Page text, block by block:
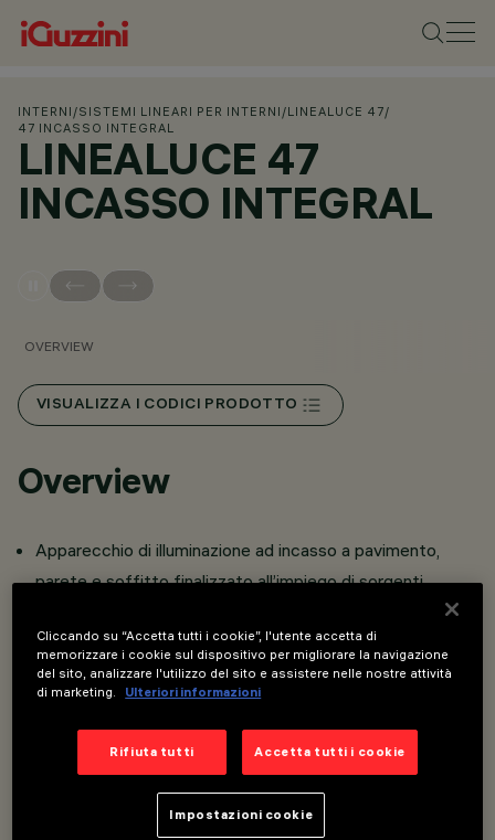
INTERNI /SISTEMI LINEARI PER INTERNI /LINEALUCE 47/
47 INCASSO INTEGRAL
LINEALUCE 47
INCASSO INTEGRAL
OVERVIEW
VISUALIZZA I CODICI PRODOTTO
Overview
Apparecchio di illuminazione ad incasso a pavimento,
parete e soffitto finalizzato all’impiego di sorgenti
luminose LED monocromatici, RGBW e Tunable White
con sistema di controllo DALI, DMX-RDM e
alimentatore integrato 220÷240Vac.
Completo di scheda elettronica di controllo e
alimentatore.
Costituito da corpo, controcassa e tappi di chiusura da
ordinare separatamente.
Cliccando su “Accetta tutti i cookie”, l'utente accetta di
memorizzare i cookie sul dispositivo per migliorare la navigazione
del sito, analizzare l'utilizzo del sito e assistere nelle nostre attività
di marketing.
Ulteriori informazioni
Rifiuta tutti Accetta tutti i cookie
Impostazioni cookie